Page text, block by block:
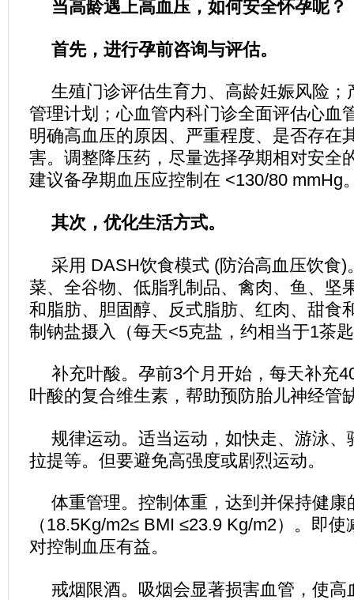
当高龄遇上高血压，如何安全怀孕呢？
首先，进行孕前咨询与评估。
生殖门诊评估生育力、高龄妊娠风险；
管理计划；心血管内科门诊全面评估心血
明确高血压的原因、严重程度、是否存在
害。调整降压药，尽量选择孕期相对安全
建议备孕期血压应控制在 <130/80 mmHg
其次，优化生活方式。
采用 DASH饮食模式 (防治高血压饮食)
菜、全谷物、低脂乳制品、禽肉、鱼、坚
和脂肪、胆固醇、反式脂肪、红肉、甜食
制钠盐摄入（每天<5克盐，约相当于1茶
补充叶酸。孕前3个月开始，每天补充
叶酸的复合维生素，帮助预防胎儿神经管
规律运动。适当运动，如快走、游泳、
拉提等。但要避免高强度或剧烈运动。
体重管理。控制体重，达到并保持健康
（18.5Kg/m2≤ BMI ≤23.9 Kg/m2）。即
对控制血压有益。
戒烟限酒。吸烟会显著损害血管，使高